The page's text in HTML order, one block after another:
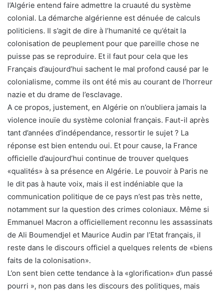
l’Algérie entend faire admettre la cruauté du système
colonial. La démarche algérienne est dénuée de calculs
politiciens. Il s’agit de dire à l’humanité ce qu’était la
colonisation de peuplement pour que pareille chose ne
puisse pas se reproduire. Et il faut pour cela que les
Français d’aujourd’hui sachent le mal profond causé par le
colonialisme, comme ils ont été mis au courant de l’horreur
nazie et du drame de l’esclavage.
A ce propos, justement, en Algérie on n’oubliera jamais la
violence inouïe du système colonial français. Faut-il après
tant d’années d’indépendance, ressortir le sujet ? La
réponse est bien entendu oui. Et pour cause, la France
officielle d’aujourd’hui continue de trouver quelques
«qualités» à sa présence en Algérie. Le pouvoir à Paris ne
le dit pas à haute voix, mais il est indéniable que la
communication politique de ce pays n’est pas très nette,
notamment sur la question des crimes coloniaux. Même si
Emmanuel Macron a officiellement reconnu les assassinats
de Ali Boumendjel et Maurice Audin par l’Etat français, il
reste dans le discours officiel a quelques relents de «biens
faits de la colonisation».
L’on sent bien cette tendance à la «glorification» d’un passé
pourri », non pas dans les discours des politiques, mais